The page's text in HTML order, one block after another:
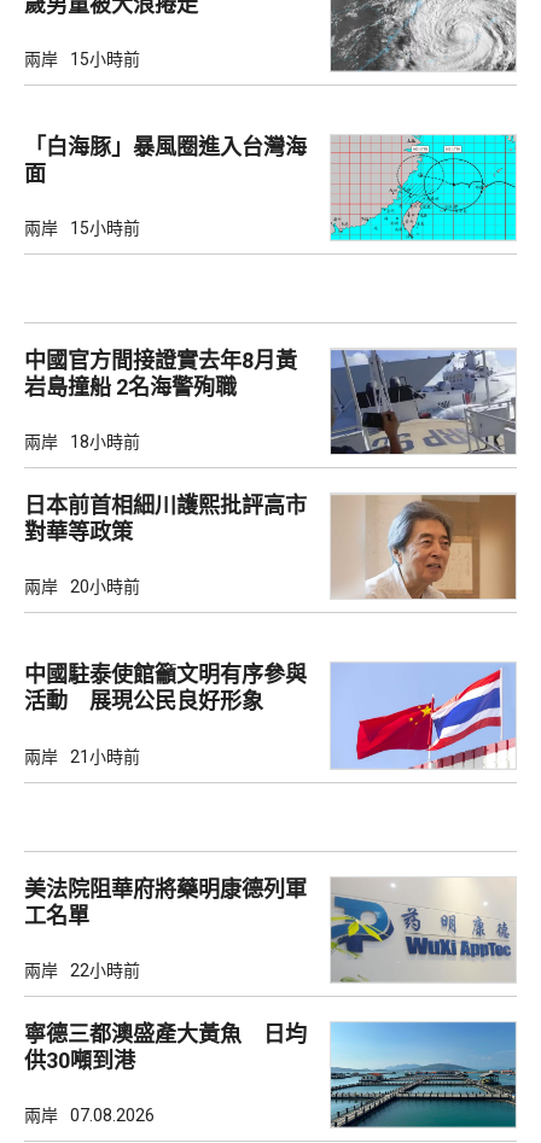
兩岸 15小時前
「白海豚」暴風圈進入台灣海
面
兩岸 15小時前
中國官方間接證實去年8月黃
岩島撞船 2名海警殉職
兩岸 18小時前
日本前首相細川護熙批評高市
對華等政策
兩岸 20小時前
中國駐泰使館籲文明有序參與
活動 展現公民良好形象
兩岸 21小時前
美法院阻華府將藥明康德列軍
工名單
兩岸 22小時前
寧德三都澳盛產大黃魚 日均
供30噸到港
兩岸 07.08.2026